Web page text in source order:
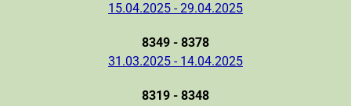
15.04.2025 - 29.04.2025
8349 - 8378
31.03.2025 - 14.04.2025
8319 - 8348